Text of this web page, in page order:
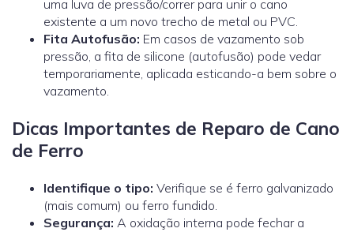
uma luva de pressão/correrpara unir o cano
existente a um novo trecho de metal ou PVC.
Fita Autofusão: Em casos de vazamento sob
pressão, a fita de silicone (autofusão) pode vedar
temporariamente, aplicada esticando-a bem sobre o
vazamento.
Dicas Importantes de Reparo de Cano
de Ferro
Identifique o tipo: Verifique se é ferro galvanizado
(mais comum) ou ferro fundido.
Segurança: A oxidação interna pode fechar a